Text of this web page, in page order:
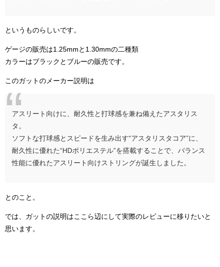
というものらしいです。
ゲージの販売は1.25mmと1.30mmの二種類
カラーはブラックとブルーの販売です。
このガットのメーカー説明は
アスリート向けに、耐久性と打球感を兼ね備えたアスタリス
タ。
ソフトな打球感とスピードを生み出す“アスタリスタコア”に、
耐久性に優れた“HDポリエステル”を搭載することで、バランス
性能に優れたアスリート向けストリングが誕生しました。
とのこと。
では、ガットの説明はここら辺にして実際のレビューに移りたいと
思います。